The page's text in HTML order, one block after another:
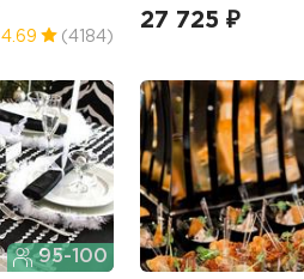
4.69 (4184)
27 725 ₽
95-100